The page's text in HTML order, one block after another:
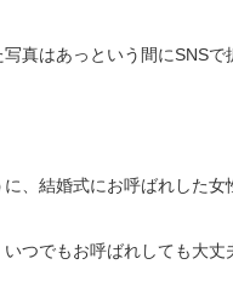
真はあっという間にSNSで
、結婚式にお呼ばれした
つでもお呼ばれしても大丈